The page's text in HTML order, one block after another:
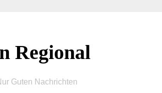
Regional
Guten Nachrichten